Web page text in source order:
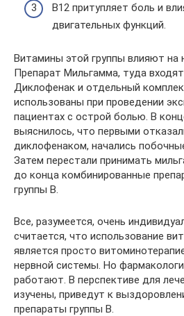
B12 притупляет боль и
двигательных функций.
Витамины этой группы влияют на
Препарат Мильгамма, туда
Диклофенак и отдельный
использованы при проведении
пациентах с острой болью. В
выяснилось, что первыми
диклофенаком, начались
Затем перестали принимать
до конца комбинированные
группы B.
Все, разумеется, очень
считается, что использование
является просто
нервной системы. Но
работают. В перспективе для
изучены, приведут к
препараты группы B.